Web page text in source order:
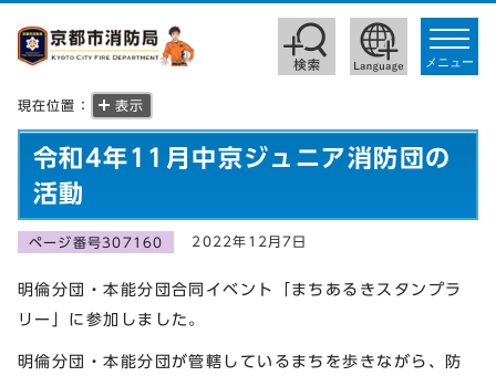
toggle
メニュー
現在位置： 表示
令和4年11月中京ジュニア消防団の
活動
ページ番号307160 2022年12月7日
明倫分団・本能分団合同イベント「まちあるきスタンプラ
リー」に参加しました。
明倫分団・本能分団が管轄しているまちを歩きながら、防